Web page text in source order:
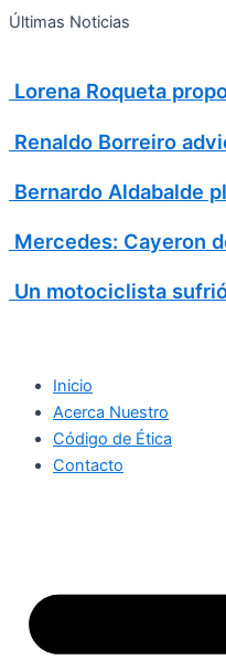
Ir
Últimas Noticias
Lorena Roqueta
Renaldo Borreiro
Bernardo Aldabalde
Mercedes: Cayeron
Un motociclista
Inicio
Acerca Nuestro
Código de Ética
Contacto
Search